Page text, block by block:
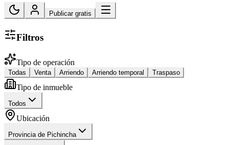
Publicar gratis
Filtros
Tipo de operación
Todas Venta Arriendo Arriendo temporal Traspaso
Tipo de inmueble
Todos
Ubicación
Provincia de Pichincha